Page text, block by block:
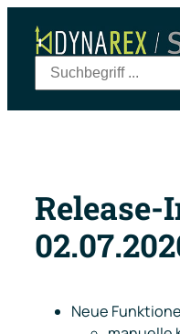
Inhalt
springen
u
c
Release-
Neue